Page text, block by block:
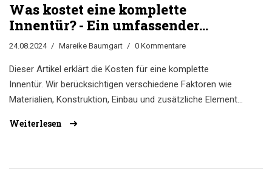
Was kostet eine komplette
Innentür? - Ein umfassender
Leitfaden
24.08.2024 Mareike Baumgart 0 Kommentare
Dieser Artikel erklärt die Kosten für eine komplette
Innentür. Wir berücksichtigen verschiedene Faktoren wie
Materialien, Konstruktion, Einbau und zusätzliche Elemente.
Zuhause auswählt und, wie man Geld sparen kann.
Weiterlesen